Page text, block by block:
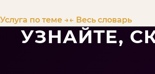
Услуга по теме →← Весь словарь
УЗНАЙТЕ,